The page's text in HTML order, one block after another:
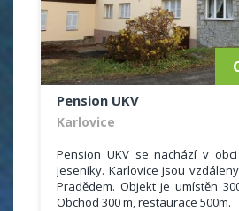
Pension UKV
Karlovice
Pension UKV se nachází v
Jeseníky. Karlovice jsou
Pradědem. Objekt je umístěn
Obchod 300 m, restaurace 500m.